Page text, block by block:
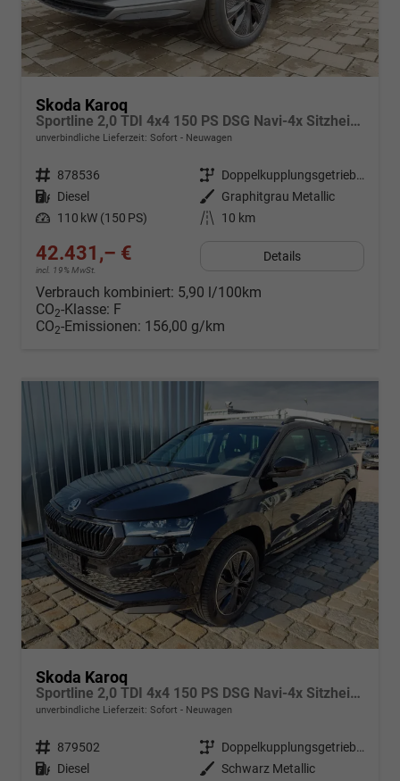
Skoda Karoq
Sportline 2,0 TDI 4x4 150 PS DSG Navi-4x Sitzheizung-Canton Sound-Anhängerkupplung-LED-Matrix-AppleCarPlay-Android-Auto-ACC-Kessy-2-Zonen-Klimaautomatik-18''Alu-Sofort
unverbindliche Lieferzeit: Sofort Neuwagen
Fahrzeugnr. 878536 Getriebe
Doppelkupplungsgetriebe (DSG)
Kraftstoff Diesel Außenfarbe
Graphitgrau Metallic
Leistung 110 kW (150 PS) Kilometerstand 10 km
42.431,– €
incl. 19% MwSt.
Details
Verbrauch kombiniert: 5,90 l/100km
CO2-Klasse: F
CO2-Emissionen: 156,00 g/km
Skoda Karoq
Sportline 2,0 TDI 4x4 150 PS DSG Navi-4x Sitzheizung-Canton Sound-Anhängerkupplung-LED-Matrix-AppleCarPlay-Android-Auto-ACC-Kessy-2-Zonen-Klimaautomatik-18''Alu-Sofort
unverbindliche Lieferzeit: Sofort Neuwagen
Fahrzeugnr. 879502 Getriebe
Doppelkupplungsgetriebe (DSG)
Kraftstoff Diesel Außenfarbe Schwarz Metallic